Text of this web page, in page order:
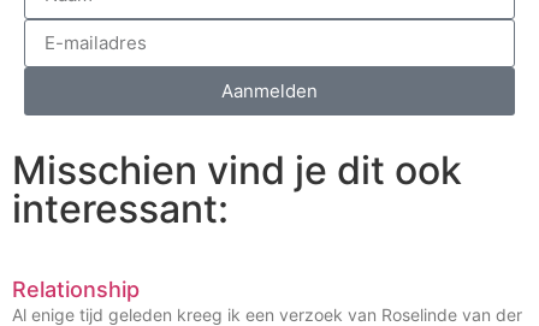
Aanmelden
Misschien vind je dit ook
interessant:
Relationship
Al enige tijd geleden kreeg ik een verzoek van Roselinde van der